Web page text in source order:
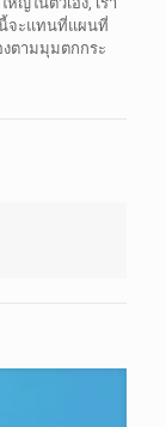
จะแทนที่แผนที่
ตามมุมตกกระ